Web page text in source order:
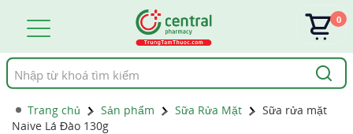
Tìm
kiếm
0
Trang chủ Sản phẩm Sữa Rửa Mặt
Sữa rửa mặt
Naive Lá Đào 130g